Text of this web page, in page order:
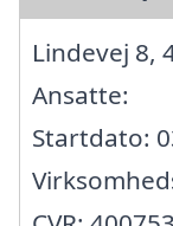
Lindevej 8,
Ansatte:
Startdato: